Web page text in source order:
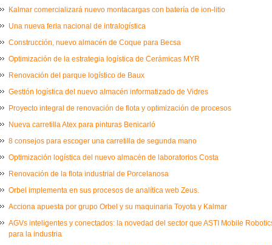
Kalmar comercializará nuevo montacargas con batería de ion-litio
Una nueva feria nacional de intralogística
Construcción, nuevo almacén de Coque para Becsa
Optimización de la estrategia logística de Cerámicas MYR
Renovación del parque logístico de Baux
Gestión logística del nuevo almacén informatizado de Vidres
Proyecto integral de renovación de flota y optimización de procesos
Nueva carretilla Atex para pinturas Benicarló
8 consejos para escoger una carretilla de segunda mano
Optimización logística del nuevo almacén de laboratorios Costa
Renovación de la flota industrial de Porcelanosa
Orbel implementa en sus procesos de analítica web Zeus.
Acciona apuesta por grupo Orbel y su maquinaria Toyota y Kalmar
AGVs inteligentes y conectados: la novedad del sector que ASTI Mobile
para la industria